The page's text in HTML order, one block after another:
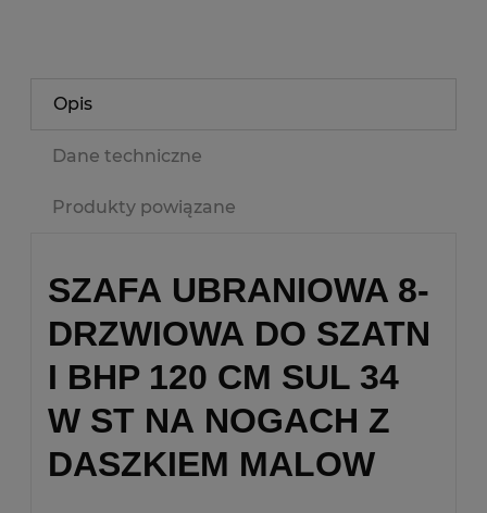
Opis
Dane techniczne
Produkty powiązane
SZAFA UBRANIOWA 8-
DRZWIOWA DO SZATN
I BHP 120 CM SUL 34
W ST NA NOGACH Z
DASZKIEM MALOW